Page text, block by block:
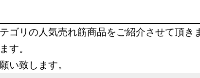
ゴリの人気売れ筋商品をご紹介させて頂き
す。
い致します。